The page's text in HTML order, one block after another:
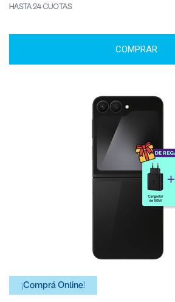
HASTA 24 CUOTAS
COMPRAR
¡Comprá Online!